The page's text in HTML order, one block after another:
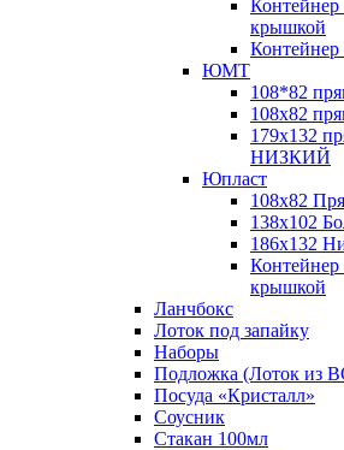
крышкой
Контейнер
ЮМТ
108*82
108х82
179х132
НИЗКИЙ
Юпласт
108х82
138х102
186х132
крышкой
Ланчбокс
Лоток под запайку
Наборы
Подложка (Лоток из
Посуда «Кристалл»
Соусник
Стакан 100мл